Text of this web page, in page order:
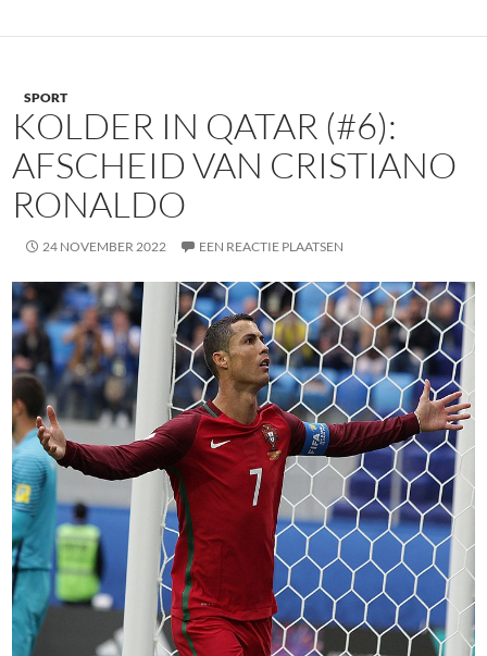
SPORT
KOLDER IN QATAR (#6):
AFSCHEID VAN CRISTIANO
RONALDO
24 NOVEMBER 2022 EEN REACTIE PLAATSEN